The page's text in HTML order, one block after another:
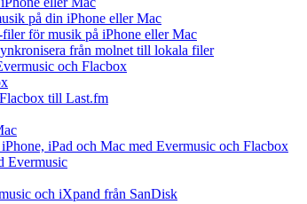
på din iPhone eller Mac
för musik på iPhone eller Mac
från molnet till lokala filer
och Flacbox
till Last.fm
iPad och Mac med Evermusic och Flacbox
Evermusic
och iXpand från SanDisk